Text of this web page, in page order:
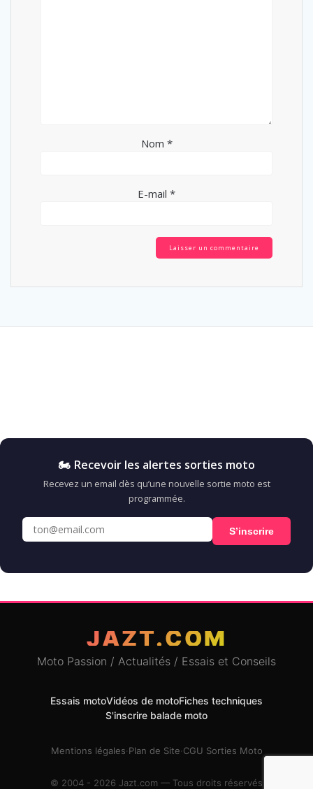
Nom *
E-mail *
🏍️ Recevoir les alertes sorties moto
Recevez un email dès qu’une nouvelle sortie moto est
programmée.
S’inscrire
JAZT.COM
Moto Passion / Actualités / Essais et Conseils
Essais motoVidéos de motoFiches techniques
S'inscrire balade moto
Mentions légales·Plan de Site·CGU Sorties Moto
© 2004 - 2026 Jazt.com — Tous droits réservés